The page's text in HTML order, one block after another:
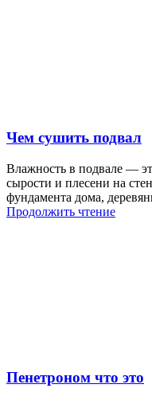
Чем сушить подвал
Влажность в подвале —
сырости и плесени на
фундамента дома,
Продолжить чтение
Пенетроном что это